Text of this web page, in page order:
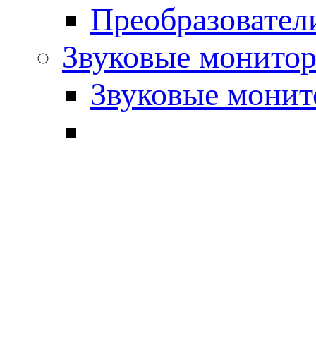
Звуковые
Звуковые